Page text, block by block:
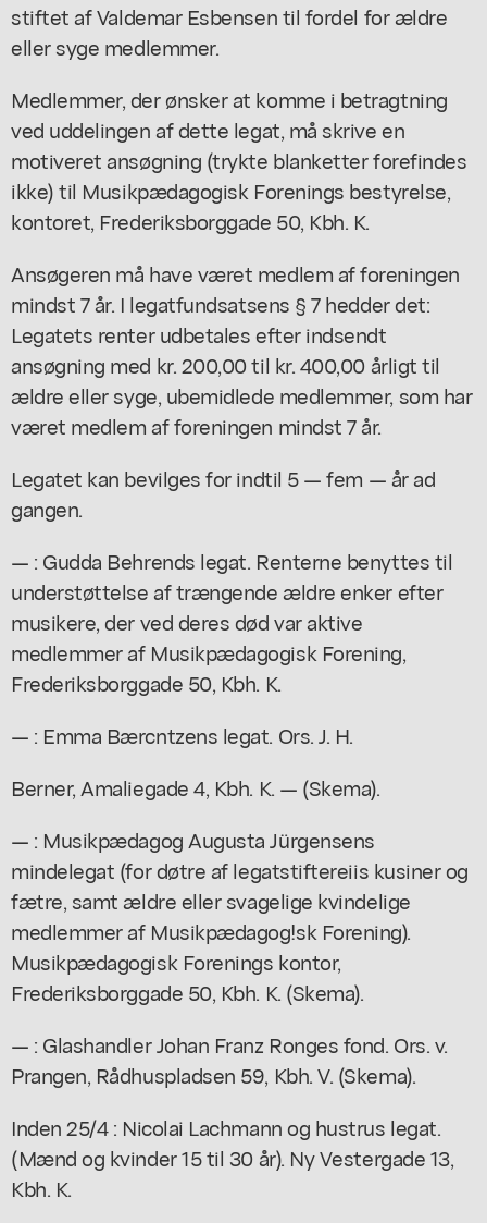
stiftet af Valdemar Esbensen til fordel for ældre
eller syge medlemmer.
Medlemmer, der ønsker at komme i betragtning
ved uddelingen af dette legat, må skrive en
motiveret ansøgning (trykte blanketter forefindes
ikke) til Musikpædagogisk Forenings bestyrelse,
kontoret, Frederiksborggade 50, Kbh. K.
Ansøgeren må have været medlem af foreningen
mindst 7 år. I legatfundsatsens § 7 hedder det:
Legatets renter udbetales efter indsendt
ansøgning med kr. 200,00 til kr. 400,00 årligt til
ældre eller syge, ubemidlede medlemmer, som har
været medlem af foreningen mindst 7 år.
Legatet kan bevilges for indtil 5 — fem — år ad
gangen.
— : Gudda Behrends legat. Renterne benyttes til
understøttelse af trængende ældre enker efter
musikere, der ved deres død var aktive
medlemmer af Musikpædagogisk Forening,
Frederiksborggade 50, Kbh. K.
— : Emma Bærcntzens legat. Ors. J. H.
Berner, Amaliegade 4, Kbh. K. — (Skema).
— : Musikpædagog Augusta Jürgensens
mindelegat (for døtre af legatstiftereiis kusiner og
fætre, samt ældre eller svagelige kvindelige
medlemmer af Musikpædagog!sk Forening).
Musikpædagogisk Forenings kontor,
Frederiksborggade 50, Kbh. K. (Skema).
— : Glashandler Johan Franz Ronges fond. Ors. v.
Prangen, Rådhuspladsen 59, Kbh. V. (Skema).
Inden 25/4 : Nicolai Lachmann og hustrus legat.
(Mænd og kvinder 15 til 30 år). Ny Vestergade 13,
Kbh. K.